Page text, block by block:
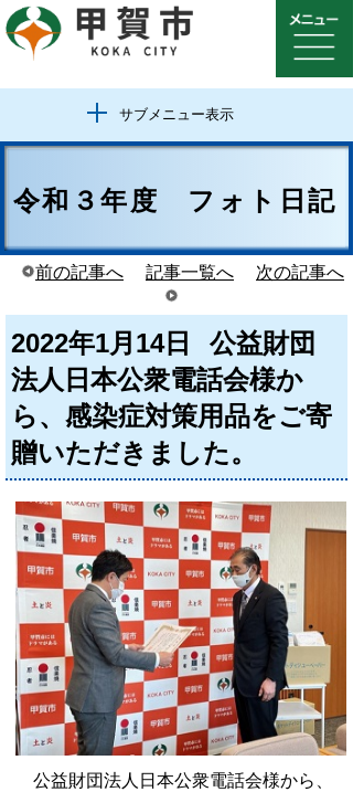
サブメニュー表示
令和３年度 フォト日記
前の記事へ 記事一覧へ 次の記事へ
2022年1月14日
公益財団
法人日本公衆電話会様か
ら、感染症対策用品をご寄
贈いただきました。
公益財団法人日本公衆電話会様から、